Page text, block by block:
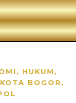
, HUKUM ,
KOTA BOGOR ,